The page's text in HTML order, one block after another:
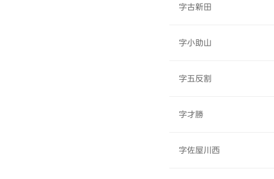
字古新田
字小助山
字五反割
字才勝
字佐屋川西